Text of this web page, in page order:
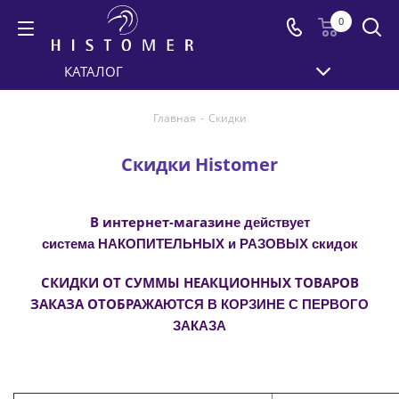
0
КАТАЛОГ
Главная - Скидки
Скидки Histomer
В интернет-магазине действует
система НАКОПИТЕЛЬНЫХ и РАЗОВЫХ скидок
СКИДКИ ОТ СУММЫ НЕАКЦИОННЫХ ТОВАРОВ
ЗАКАЗА ОТОБРАЖАЮТСЯ В КОРЗИНЕ С ПЕРВОГО
ЗАКАЗА